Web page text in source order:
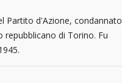
Partito d'Azione, condannato
repubblicano di Torino. Fu